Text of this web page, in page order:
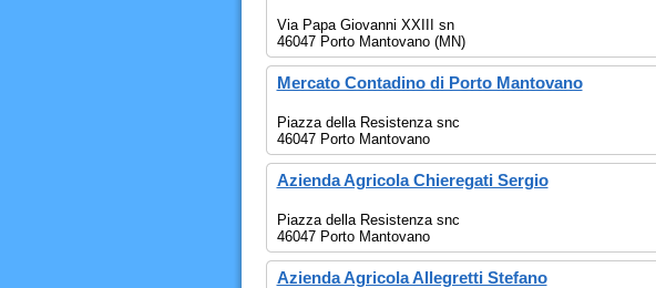
Via Papa Giovanni XXIII sn
46047 Porto Mantovano (MN)
Mercato Contadino di Porto Mantovano
Piazza della Resistenza snc
46047 Porto Mantovano
Azienda Agricola Chieregati Sergio
Piazza della Resistenza snc
46047 Porto Mantovano
Azienda Agricola Allegretti Stefano